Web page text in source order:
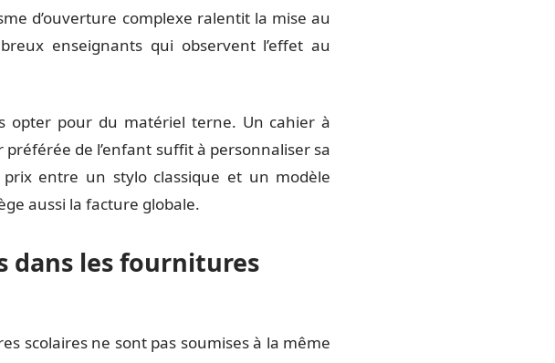
d’ouverture complexe ralentit la mise au
enseignants qui observent l’effet au
opter pour du matériel terne. Un cahier à
de l’enfant suffit à personnaliser sa
entre un stylo classique et un modèle
aussi la facture globale.
dans les fournitures
scolaires ne sont pas soumises à la même